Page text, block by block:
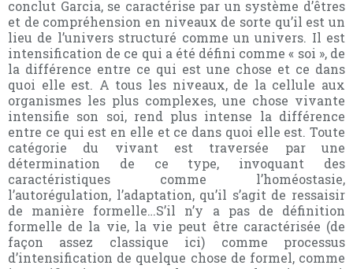
conclut Garcia, se caractérise par un système d’êtres
et de compréhension en niveaux de sorte qu’il est un
lieu de l’univers structuré comme un univers. Il est
intensification de ce qui a été défini comme « soi », de
la différence entre ce qui est une chose et ce dans
quoi elle est. A tous les niveaux, de la cellule aux
organismes les plus complexes, une chose vivante
intensifie son soi, rend plus intense la différence
entre ce qui est en elle et ce dans quoi elle est. Toute
catégorie du vivant est traversée par une
détermination de ce type, invoquant des
caractéristiques comme l’homéostasie,
l’autorégulation, l’adaptation, qu’il s’agit de ressaisir
de manière formelle…S’il n’y a pas de définition
formelle de la vie, la vie peut être caractérisée (de
façon assez classique ici) comme processus
d’intensification de quelque chose de formel, comme